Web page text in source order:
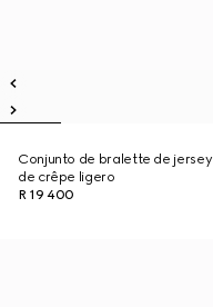
Conjunto de bralette de jersey
de crêpe ligero
R 19 400